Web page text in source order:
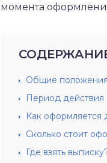
момента
Общие положения
Период действия
Как оформляется
Сколько стоит
Где взять